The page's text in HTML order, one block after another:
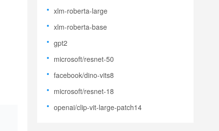
xlm-roberta-large
xlm-roberta-base
gpt2
microsoft/resnet-50
facebook/dino-vits8
microsoft/resnet-18
openai/clip-vit-large-patch14